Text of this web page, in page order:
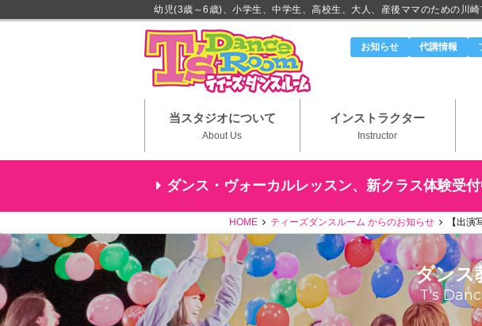
幼児(3歳～6歳)、小学生、中学生、高校生、大人、産後ママのための川
川崎市のダンススタジオ
お知らせ 代講情報
当スタジオについて
About Us
インストラクター
Instructor
ダンス・ヴォーカルレッスン、新クラス体験受付
HOME ティーズダンスルーム からのお知らせ 【出
ダンス
T's